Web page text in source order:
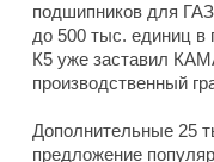
подшипников для
до 500 тыс. единиц в
К5 уже заставил
производственный
Дополнительные 25
предложение